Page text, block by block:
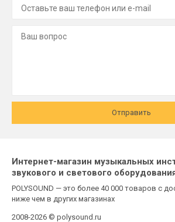
Отправить
Интернет-магазин музыкальных
звукового и светового
POLYSOUND — это более 40 000 товаров с
ниже чем в других магазинах
2008-2026 © polysound.ru